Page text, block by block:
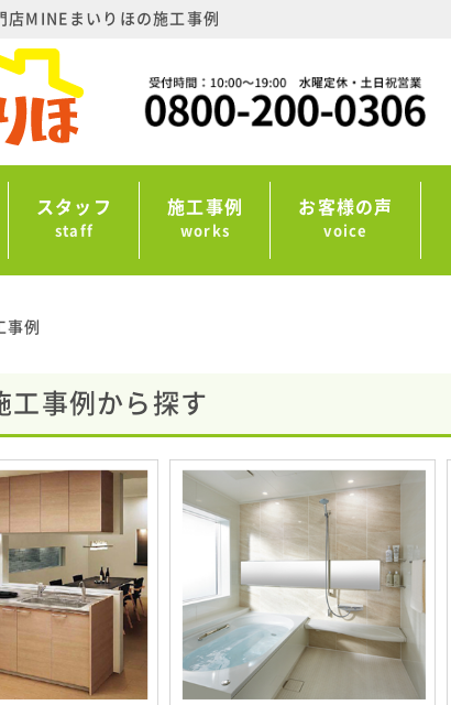
店MINEまいりほの施工事例
スタッフ
staff
施工事例
works
お客様の声
voice
事例
工事例から探す